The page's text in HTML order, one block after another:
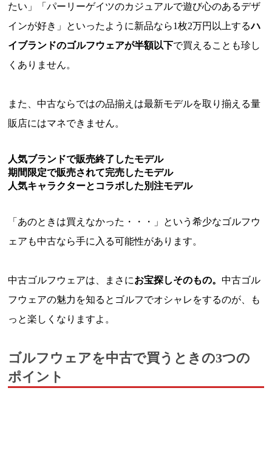
たい」「パーリーゲイツのカジュアルで遊び心のあるデザ
インが好き」といったように新品なら1枚2万円以上するハ
イブランドのゴルフウェアが半額以下で買えることも珍し
くありません。
また、中古ならではの品揃えは最新モデルを取り揃える量
販店にはマネできません。
人気ブランドで販売終了したモデル
期間限定で販売されて完売したモデル
人気キャラクターとコラボした別注モデル
「あのときは買えなかった・・・」という希少なゴルフウ
ェアも中古なら手に入る可能性があります。
中古ゴルフウェアは、まさにお宝探しそのもの。中古ゴル
フウェアの魅力を知るとゴルフでオシャレをするのが、も
っと楽しくなりますよ。
ゴルフウェアを中古で買うときの3つの
ポイント